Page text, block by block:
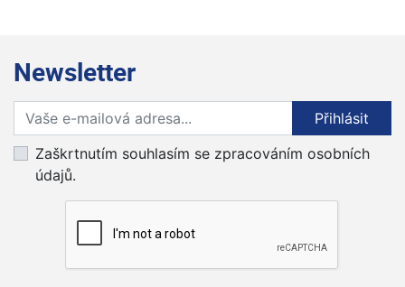
Newsletter
Přihlaste se k odběru novinek
Přihlásit
Zaškrtnutím souhlasím se zpracováním osobních
údajů.